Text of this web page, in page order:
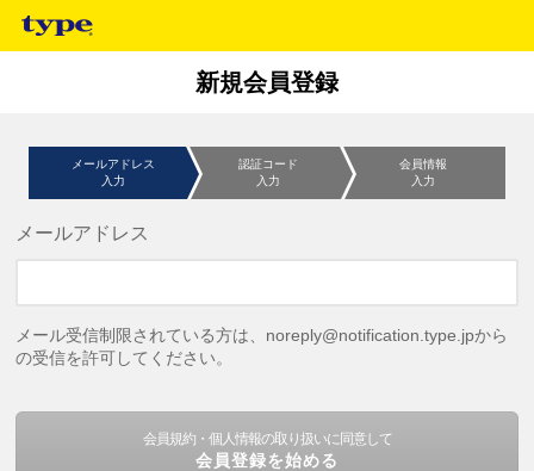
新規会員登録
メールアドレス
入力
認証コード
入力
会員情報
入力
メールアドレス
メール受信制限されている方は、noreply@notification.type.jpから
の受信を許可してください。
会員規約・個人情報の取り扱いに同意して
会員登録を始める